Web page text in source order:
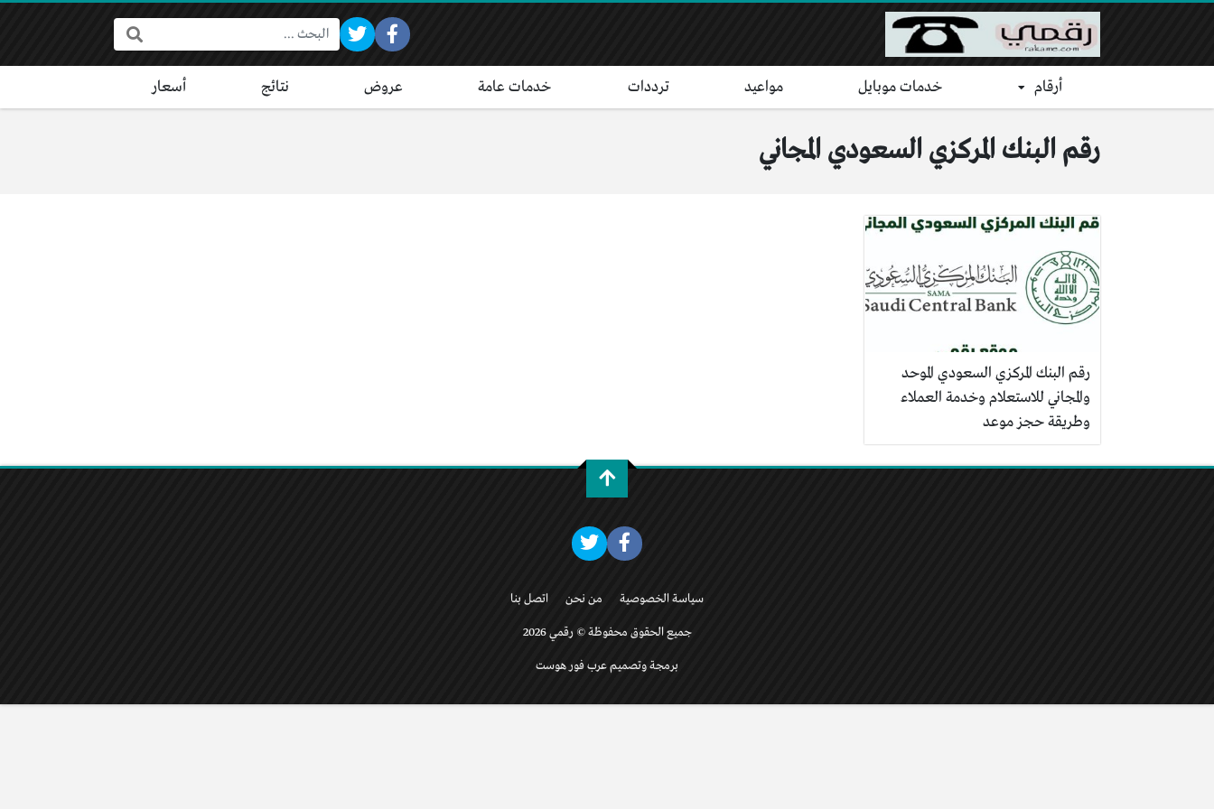
البحث:
أرقام خدمات موبايل مواعيد ترددات خدمات عامة عروض نتائج أسعار
رقم البنك المركزي السعودي المجاني
رقم البنك المركزي السعودي الموحد
والمجاني للاستعلام وخدمة العملاء
وطريقة حجز موعد
سياسة الخصوصية من نحن اتصل بنا
جميع الحقوق محفوظة © رقمي 2026
برمجة وتصميم عرب فور هوست